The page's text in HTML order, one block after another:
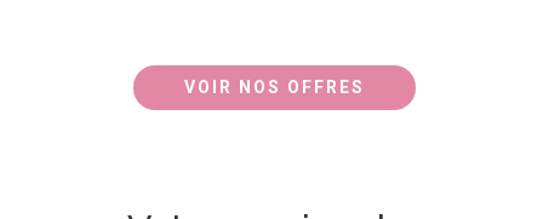
VOIR NOS OFFRES